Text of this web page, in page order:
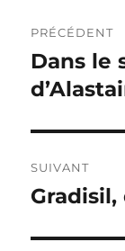
de
l’article
PRÉCÉDENT
Publication
précédente :
Dans le
SUIVANT
Publication
Gradisil,